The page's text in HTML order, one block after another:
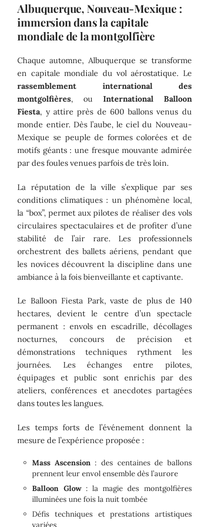
Albuquerque, Nouveau-Mexique :
immersion dans la capitale
mondiale de la montgolfière
Chaque automne, Albuquerque se transforme
en capitale mondiale du vol aérostatique. Le
rassemblement international des
montgolfières, ou International Balloon
Fiesta, y attire près de 600 ballons venus du
monde entier. Dès l’aube, le ciel du Nouveau-
Mexique se peuple de formes colorées et de
motifs géants : une fresque mouvante admirée
par des foules venues parfois de très loin.
La réputation de la ville s’explique par ses
conditions climatiques : un phénomène local,
la “box”, permet aux pilotes de réaliser des vols
circulaires spectaculaires et de profiter d’une
stabilité de l’air rare. Les professionnels
orchestrent des ballets aériens, pendant que
les novices découvrent la discipline dans une
ambiance à la fois bienveillante et captivante.
Le Balloon Fiesta Park, vaste de plus de 140
hectares, devient le centre d’un spectacle
permanent : envols en escadrille, décollages
nocturnes, concours de précision et
démonstrations techniques rythment les
journées. Les échanges entre pilotes,
équipages et public sont enrichis par des
ateliers, conférences et anecdotes partagées
dans toutes les langues.
Les temps forts de l’événement donnent la
mesure de l’expérience proposée :
Mass Ascension: des centaines de ballons
prennent leur envol ensemble dès l’aurore
Balloon Glow: la magie des montgolfières
illuminées une fois la nuit tombée
Défis techniques et prestations artistiques
variées